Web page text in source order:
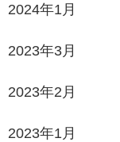
2024年1月
2023年3月
2023年2月
2023年1月